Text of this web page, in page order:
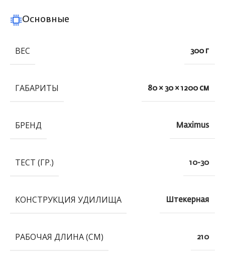
Основные
ВЕС 300 г
ГАБАРИТЫ 80 × 30 × 1200 см
БРЕНД Maximus
ТЕСТ (ГР.) 10-30
КОНСТРУКЦИЯ УДИЛИЩА Штекерная
РАБОЧАЯ ДЛИНА (СМ) 210